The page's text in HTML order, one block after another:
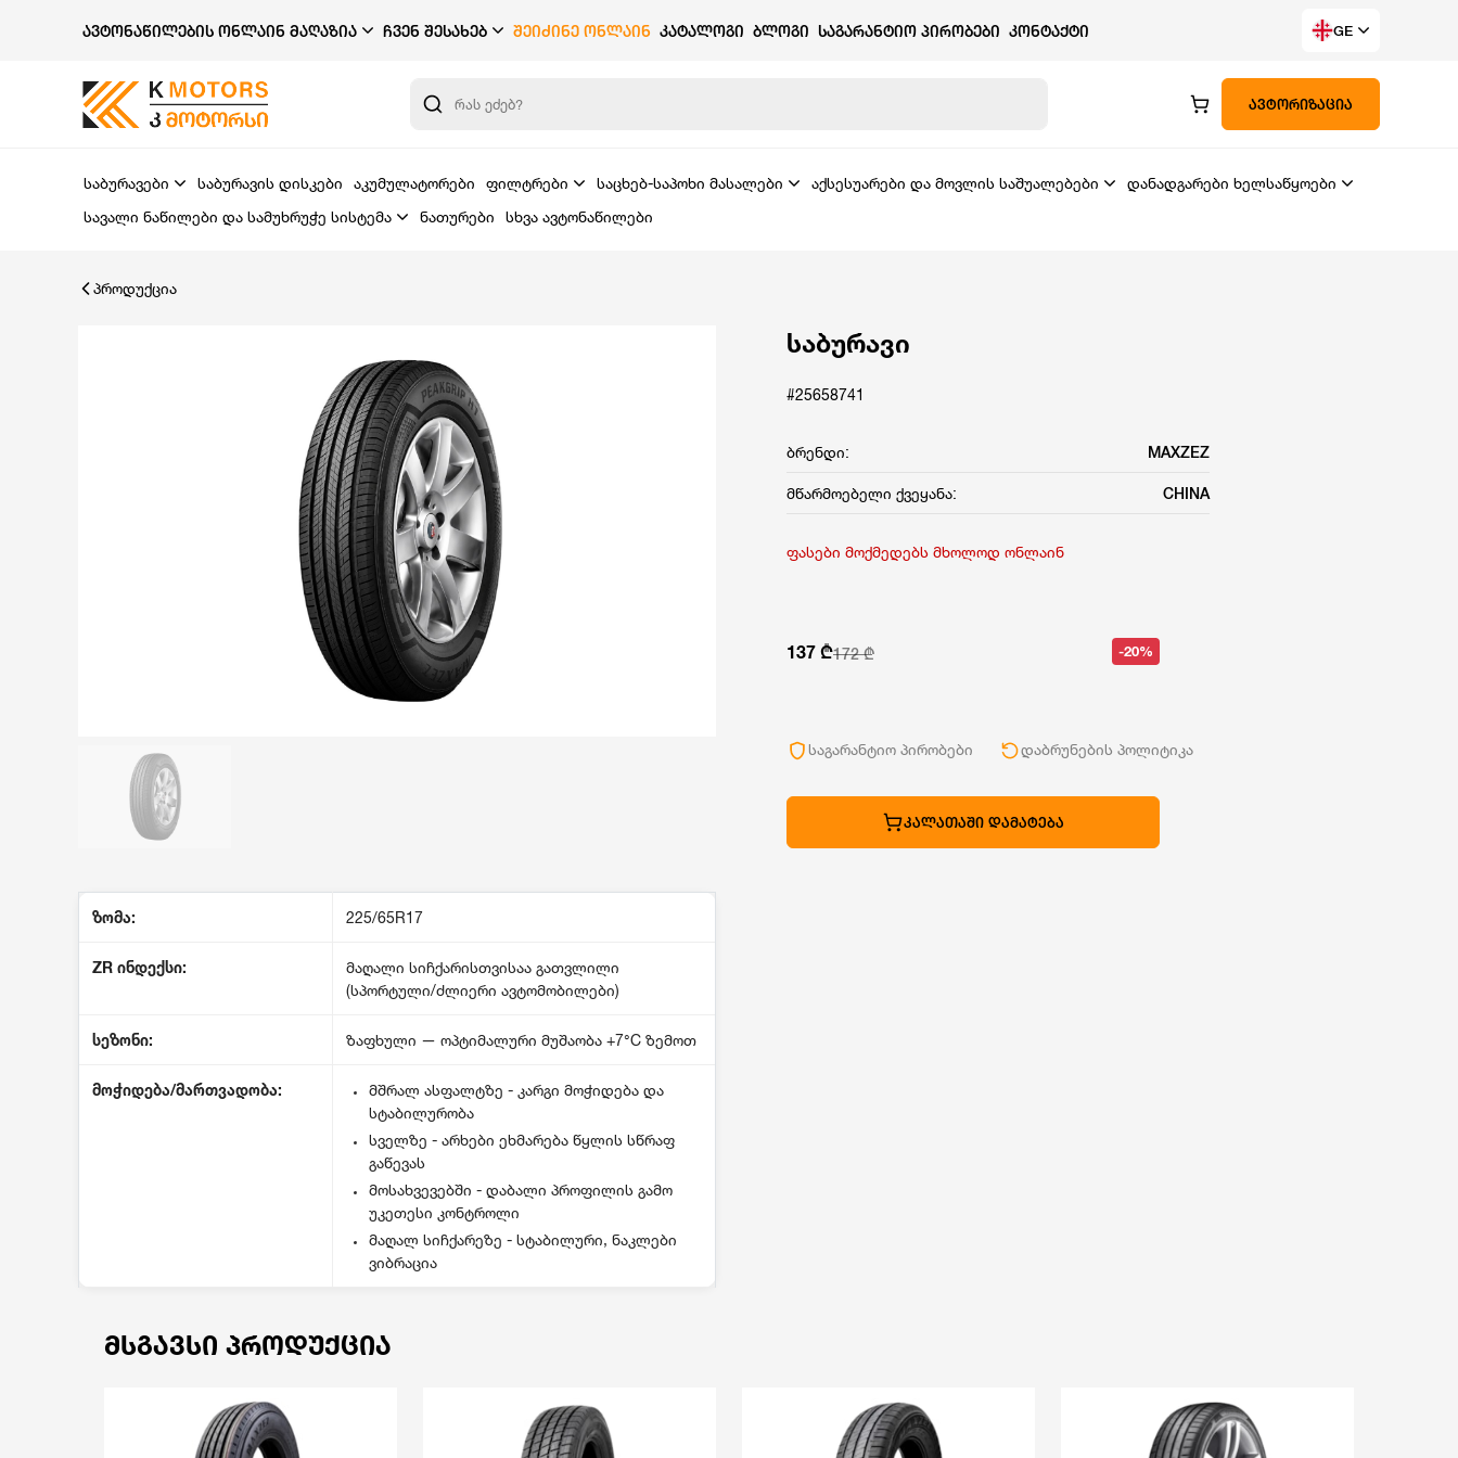
ᲐᲕᲢᲝᲜᲐᲬᲘᲚᲔᲑᲘᲡ ᲝᲜᲚᲐᲘᲜ ᲛᲐᲦᲐᲖᲘᲐ ᲩᲕᲔᲜ ᲨᲔᲡᲐᲮᲔᲑ ᲨᲔᲘᲫᲘᲜᲔ ᲝᲜᲚᲐᲘᲜ ᲙᲐᲢᲐᲚᲝᲒᲘ ᲑᲚᲝᲒᲘ ᲡᲐᲒᲐᲠᲐᲜᲢᲘᲝ ᲞᲘᲠᲝᲑᲔᲑᲘ ᲙᲝᲜᲢᲐᲥᲢᲘ GE
ᲐᲕᲢᲝᲠᲘᲖᲐᲪᲘᲐ
საბურავები საბურავის დისკები აკუმულატორები ფილტრები საცხებ-საპოხი მასალები აქსესუარები და მოვლის საშუალებები
დანადგარები ხელსაწყოები
სავალი ნაწილები და სამუხრუჭე სისტემა
ნათურები სხვა ავტონაწილები
პროდუქცია
საბურავი
#25658741
ბრენდი: MAXZEZ
მწარმოებელი ქვეყანა: CHINA
ფასები მოქმედებს მხოლოდ ონლაინ
137 ₾172 ₾ -20%
საგარანტიო პირობები დაბრუნების პოლიტიკა
ᲙᲐᲚᲐᲗᲐᲨᲘ ᲓᲐᲛᲐᲢᲔᲑᲐ
ზომა: 225/65R17
ZR ინდექსი:
მაღალი სიჩქარისთვისაა გათვლილი
(სპორტული/ძლიერი ავტომობილები)
სეზონი: ზაფხული — ოპტიმალური მუშაობა +7°C ზემოთ
მოჭიდება/მართვადობა:
მშრალ ასფალტზე - კარგი მოჭიდება და
სტაბილურობა
სველზე - არხები ეხმარება წყლის სწრაფ
გაწევას
მოსახვევებში - დაბალი პროფილის გამო
უკეთესი კონტროლი
მაღალ სიჩქარეზე - სტაბილური, ნაკლები
ვიბრაცია
ᲛᲡᲒᲐᲕᲡᲘ ᲞᲠᲝᲓᲣᲥᲪᲘᲐ